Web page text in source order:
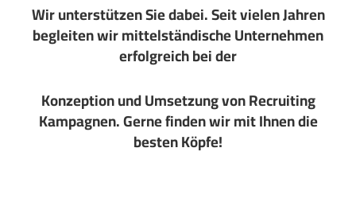
Wir unterstützen Sie dabei. Seit vielen Jahren
begleiten wir mittelständische Unternehmen
erfolgreich bei der
Konzeption und Umsetzung von Recruiting
Kampagnen. Gerne finden wir mit Ihnen die
besten Köpfe!